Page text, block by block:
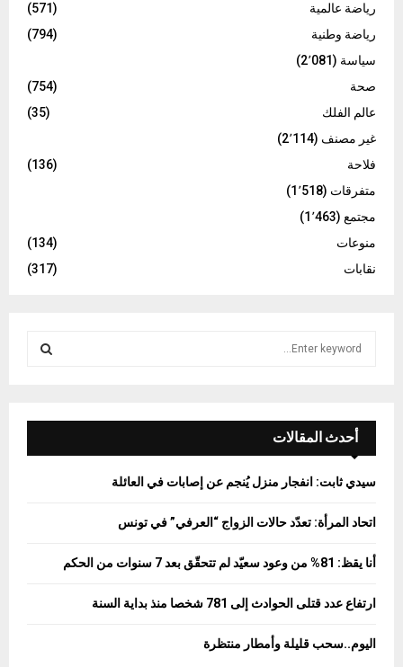
رياضة عالمية
(571)
رياضة وطنية
(794)
سياسة (2٬081)
صحة
(754)
عالم الفلك
(35)
غير مصنف (2٬114)
فلاحة
(136)
متفرقات (1٬518)
مجتمع (1٬463)
منوعات
(134)
نقابات
(317)
f
r
E
A
أحدث المقالات
سيدي ثابت: انفجار منزل يُنجم عن إصابات في العائلة
اتحاد المرأة: تعدّد حالات الزواج “العرفي” في تونس
أنا يقظ: 81% من وعود سعيّد لم تتحقّق بعد 7 سنوات من الحكم
ارتفاع عدد قتلى الحوادث إلى 781 شخصا منذ بداية السنة
اليوم..سحب قليلة وأمطار منتظرة